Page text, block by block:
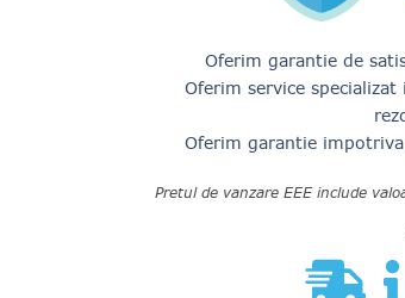
Oferim garantie de
Oferim service
Oferim garantie
Pretul de vanzare EEE include